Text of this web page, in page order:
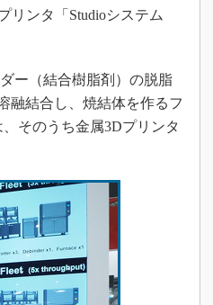
トリー4.0
ンジャパン
ル設計・開発
ュリティ
ナへの対応
リンタ「Studioシステム
ー（結合樹脂剤）の脱脂
融結合し、焼結体を作るフ
そのうち金属3Dプリンタ